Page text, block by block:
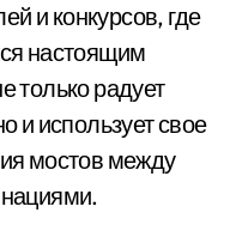
и конкурсов, где
настоящим
только радует
и использует свое
мостов между